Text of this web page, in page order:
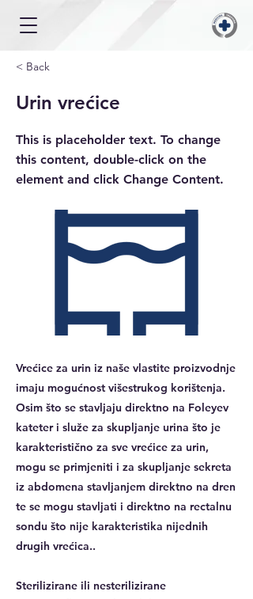
< Back
Urin vrećice
This is placeholder text. To change
this content, double-click on the
element and click Change Content.
Vrećice za urin iz naše vlastite proizvodnje
imaju mogućnost višestrukog korištenja.
Osim što se stavljaju direktno na Foleyev
kateter i služe za skupljanje urina što je
karakteristično za sve vrećice za urin,
mogu se primjeniti i za skupljanje sekreta
iz abdomena stavljanjem direktno na dren
te se mogu stavljati i direktno na rectalnu
sondu što nije karakteristika nijednih
drugih vrećica..
Sterilizirane ili nesterilizirane